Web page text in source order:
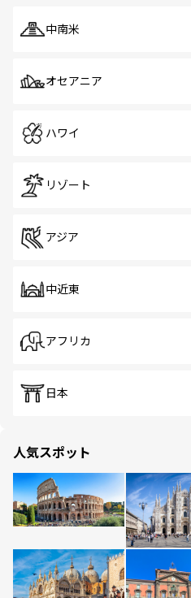
中南米
オセアニア
ハワイ
リゾート
アジア
中近東
アフリカ
日本
人気スポット